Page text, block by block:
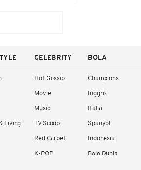
Living
CELEBRITY
Hot Gossip
Movie
Music
TV Scoop
Red Carpet
K-POP
BOLA
Champions
Inggris
Italia
Spanyol
Indonesia
Bola Dunia